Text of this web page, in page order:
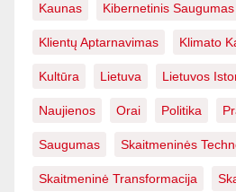
Kaunas Kibernetinis Saugumas
Klientų Aptarnavimas Klimato
Kultūra Lietuva Lietuvos
Naujienos Orai Politika
Saugumas Skaitmeninės
Skaitmeninė Transformacija